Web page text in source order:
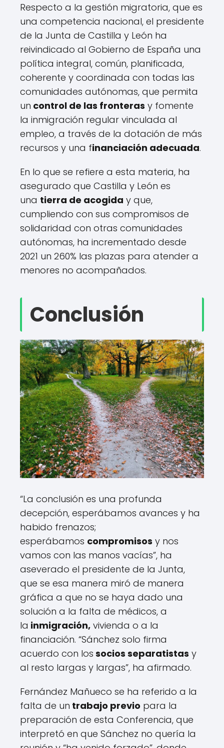
Respecto a la gestión migratoria, que es
una competencia nacional, el presidente
de la Junta de Castilla y León ha
reivindicado al Gobierno de España una
política integral, común, planificada,
coherente y coordinada con todas las
comunidades autónomas, que permita
un control de las fronteras y fomente
la inmigración regular vinculada al
empleo, a través de la dotación de más
recursos y una financiación adecuada.
En lo que se refiere a esta materia, ha
asegurado que Castilla y León es
una tierra de acogida y que,
cumpliendo con sus compromisos de
solidaridad con otras comunidades
autónomas, ha incrementado desde
2021 un 260% las plazas para atender a
menores no acompañados.
Conclusión
“La conclusión es una profunda
decepción, esperábamos avances y ha
habido frenazos;
esperábamos compromisos y nos
vamos con las manos vacías”, ha
aseverado el presidente de la Junta,
que se esa manera miró de manera
gráfica a que no se haya dado una
solución a la falta de médicos, a
la inmigración, vivienda o a la
financiación. “Sánchez solo firma
acuerdo con los socios separatistas y
al resto largas y largas”, ha afirmado.
Fernández Mañueco se ha referido a la
falta de un trabajo previo para la
preparación de esta Conferencia, que
interpretó en que Sánchez no quería la